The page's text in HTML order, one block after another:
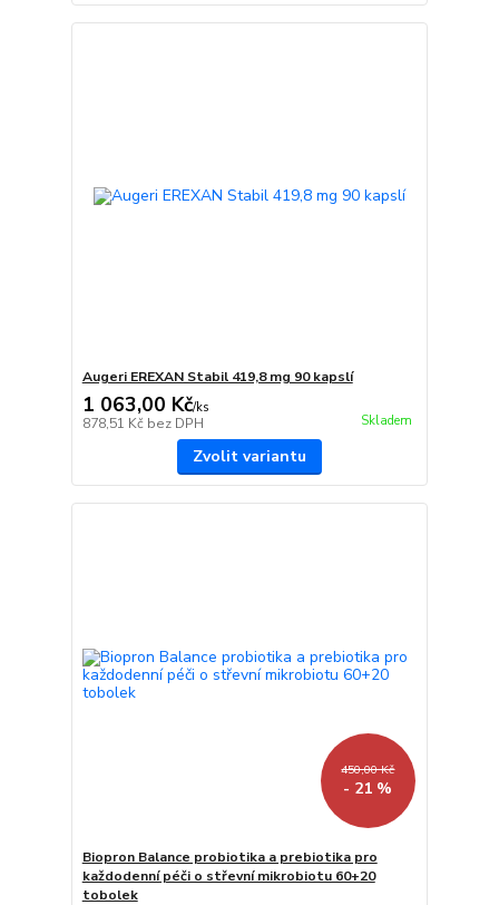
Augeri EREXAN Stabil 419,8 mg 90 kapslí
1 063,00 Kč/ks
878,51 Kč bez DPH Skladem
Zvolit variantu
450,00 Kč
- 21 %
Biopron Balance probiotika a prebiotika pro
každodenní péči o střevní mikrobiotu 60+20
tobolek